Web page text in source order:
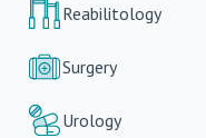
Reabilitology
Surgery
Urology